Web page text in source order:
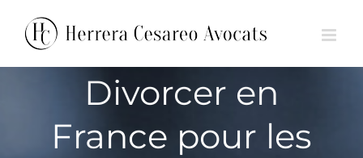
🇫🇷 FR 🇪🇸 ES
contenu
Divorcer en
France pour les